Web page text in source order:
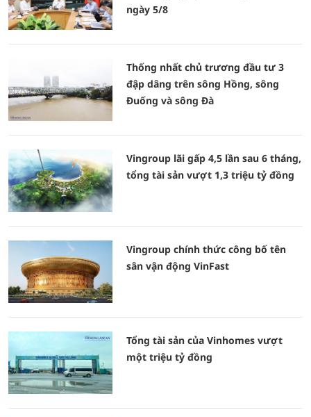
ngày 5/8
Thống nhất chủ trương đầu tư 3
đập dâng trên sông Hồng, sông
Đuống và sông Đà
Vingroup lãi gấp 4,5 lần sau 6 tháng,
tổng tài sản vượt 1,3 triệu tỷ đồng
Vingroup chính thức công bố tên
sân vận động VinFast
Tổng tài sản của Vinhomes vượt
một triệu tỷ đồng